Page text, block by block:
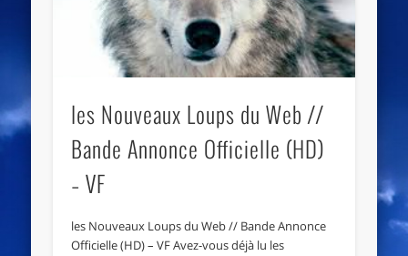
les Nouveaux Loups du Web //
Bande Annonce Officielle (HD)
– VF
les Nouveaux Loups du Web // Bande Annonce
Officielle (HD) – VF Avez-vous déjà lu les